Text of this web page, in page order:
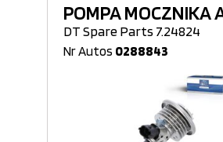
POMPA MOCZNIKA
DT Spare Parts 7.24824
Nr Autos 0288843